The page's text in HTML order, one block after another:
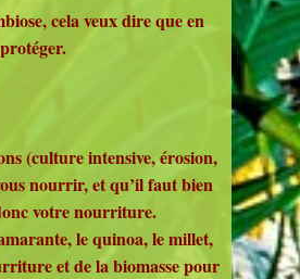
cela veux dire que en
(culture intensive, érosion,
nourrir, et qu’il faut bien
votre nourriture.
le quinoa, le millet,
et de la biomasse pour